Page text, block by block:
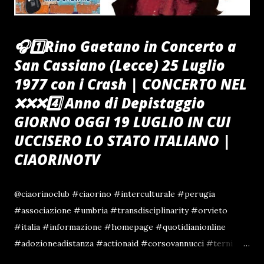
🎧1️⃣Rino Gaetano in Concerto a
San Cassiano (Lecce) 25 Luglio
1977 con i Crash | CONCERTO NEL
❌️❌️❌️4️⃣ Anno di Depistaggio
GIORNO OGGI 19 LUGLIO IN CUI
UCCISERO LO STATO ITALIANO |
CIAORINOTV
@ciaorinoclub #ciaorino #interculturale #perugia
#associazione #umbria #transdisciplinarity #orvieto
#italia #informazione #homepage #quotidianionline
#adozioneadistanza #actionaid #corsovannucci #terni